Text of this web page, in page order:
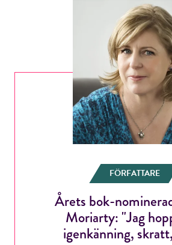
FÖRFATTARE
Årets bok-
Moriarty: "Jag
igenkänning,